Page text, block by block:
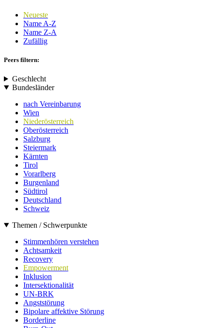
Neueste
Name A-Z
Name Z-A
Zufällig
Peers filtern:
Geschlecht
Bundesländer
nach Vereinbarung
Wien
Niederösterreich
Oberösterreich
Salzburg
Steiermark
Kärnten
Tirol
Vorarlberg
Burgenland
Südtirol
Deutschland
Schweiz
Themen / Schwerpunkte
Stimmenhören verstehen
Achtsamkeit
Recovery
Empowerment
Inklusion
Intersektionalität
UN-BRK
Angststörung
Bipolare affektive Störung
Borderline